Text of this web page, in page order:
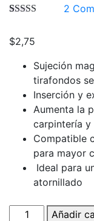
5 basado en
de clientes
2
$2,75
Sujeción
tirafondos
Inserción y
Aumenta la
carpintería y
Compatible
para mayor
Ideal para
atornillado
Añadir